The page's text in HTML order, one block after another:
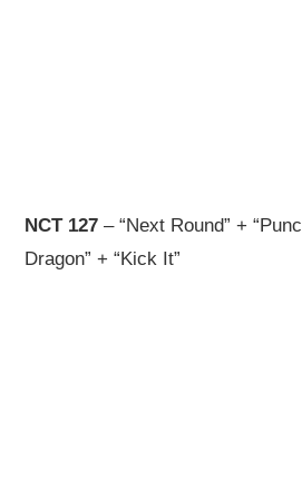
NCT 127 – “Next Round” +
Dragon” + “Kick It”